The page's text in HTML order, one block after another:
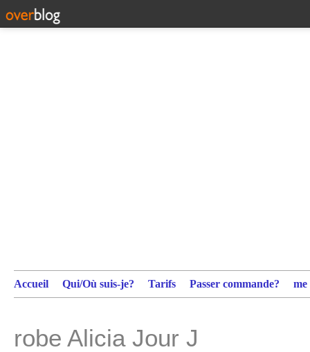
Accueil Qui/Où suis-je? Tarifs Passer commande?
robe Alicia Jour J